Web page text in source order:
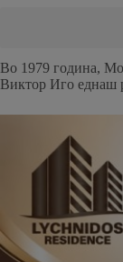
Во 1979 година,
Виктор Иго еднаш